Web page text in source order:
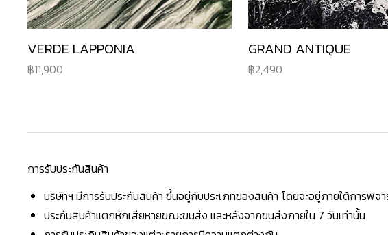
VERDE LAPPONIA
11,900
GRAND ANTIQUE
2,490
การรับประกันสินค้า
บริษัทฯ มีการรับประกันสินค้า ขึ้นอยู่กับประเภทของสินค้า โดยจะอยู่ภายใต้การพิ
ประกันสินค้าแตกหักเสียหายขณะขนส่ง และหลังจากขนส่งภายใน 7 วันเท่านั้น